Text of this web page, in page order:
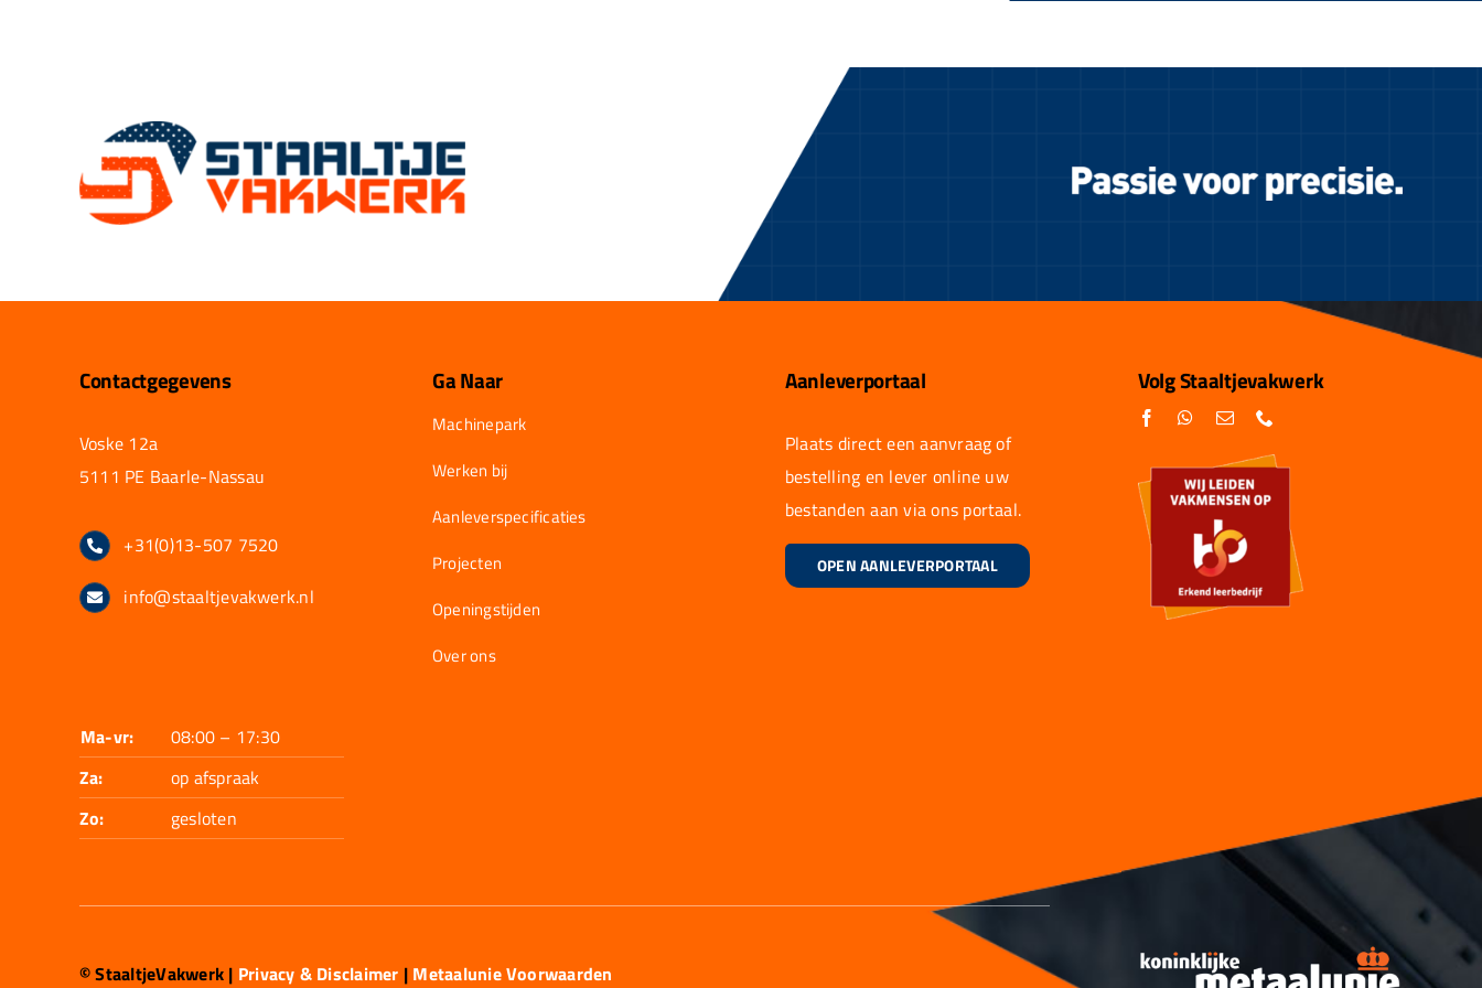
Contactgegevens
Voske 12a
5111 PE Baarle-Nassau
+31(0)13-507 7520
info@staaltjevakwerk.nl
Ma-vr:
08:00 – 17:30
Za:
op afspraak
Zo:
gesloten
Ga Naar
Machinepark
Werken bij
Aanleverspecificaties
Projecten
Openingstijden
Over ons
Aanleverportaal
Plaats direct een aanvraag of
bestelling en lever online uw
bestanden aan via ons portaal.
OPEN AANLEVERPORTAAL
Volg Staaltjevakwerk
© StaaltjeVakwerk | Privacy & Disclaimer | Metaalunie Voorwaarden